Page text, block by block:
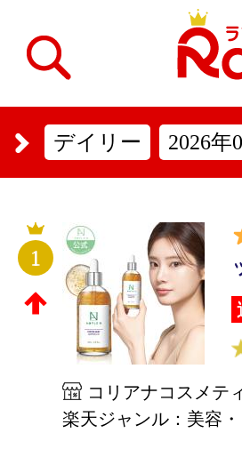
デイリー 2026年
1
コリアナコスメテ
楽天ジャンル：美容